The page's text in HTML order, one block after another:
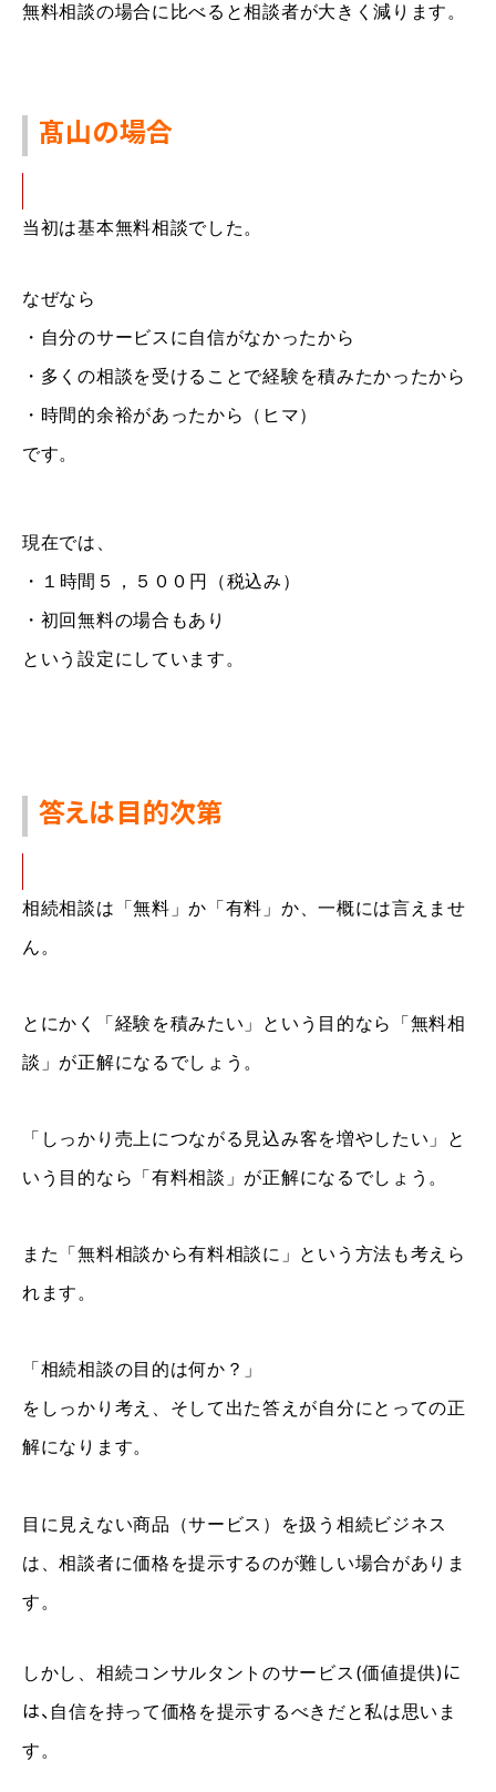
無料相談の場合に比べると相談者が大きく減 ります。
髙山の場合
当初は基本無料相談でした。
なぜなら
・自分のサービスに自信がなかったから
・多くの相談を受けることで経験を積みたかったから
・時間的余裕があったから（ヒマ）
です。
現在では、
・１時間５，５００円 （税込み）
・ 初回無料の場合もあり
という設定にしています。
答えは目的次第
相続相談は「無料」か「有料」か 、一概には言えませ
ん。
とにかく 「経験を積みたい」という目的なら「無料相
談」 が正解になるでしょう。
「しっかり 売上につながる見込み客を増やしたい 」と
いう目的なら 「有料相談」 が正解になるでしょう。
また「無料相談から有料相談に」という 方法 も考えら
れます 。
「相続相談の目的は何か？」
をしっかり考え、そして出た答えが自分にとっての正
解になります。
目に見えない商品（サービス）を扱う相続ビジネス
は、相談者に価格を提示するのが難しい場合がありま
す。
しかし、相続コンサルタントのサービス (価値提供)に
は、 自信を持って価格を提示するべきだと私は思いま
す。